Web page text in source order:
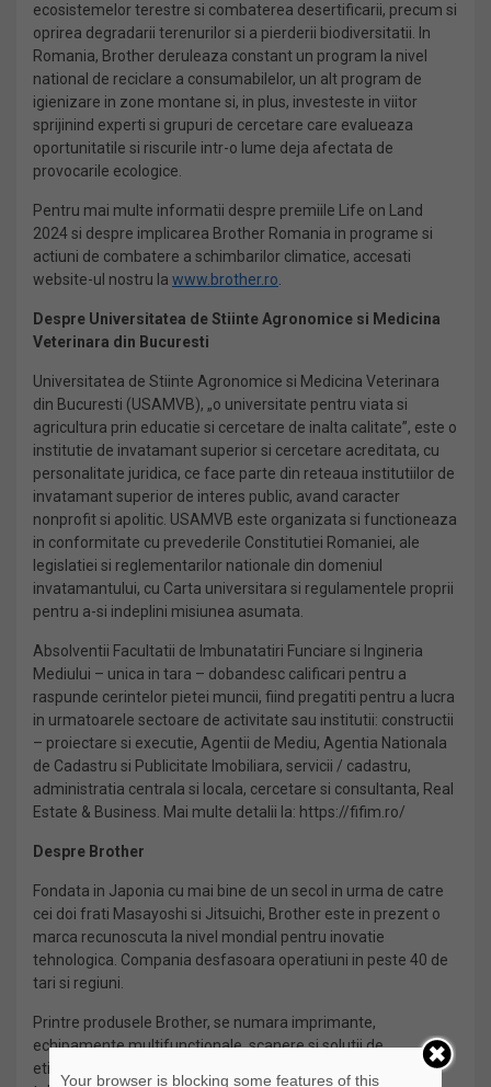
ecosistemelor terestre si combaterea desertificarii, precum si
oprirea degradarii terenurilor si a pierderii biodiversitatii. In
Romania, Brother deruleaza constant un program la nivel
national de reciclare a consumabilelor, un alt program de
igienizare in zone montane si, in plus, investeste in viitor
sprijinind experti si grupuri de cercetare care evalueaza
oportunitatile si riscurile intr-o lume deja afectata de
provocarile ecologice.
Pentru mai multe informatii despre premiile Life on Land
2024 si despre implicarea Brother Romania in programe si
actiuni de combatere a schimbarilor climatice, accesati
website-ul nostru la www.brother.ro
Despre Universitatea de Stiinte Agronomice si Medicina
Veterinara din Bucuresti
Universitatea de Stiinte Agronomice si Medicina Veterinara
din Bucuresti (USAMVB), „o universitate pentru viata si
agricultura prin educatie si cercetare de inalta calitate”, este o
institutie de invatamant superior si cercetare acreditata, cu
personalitate juridica, ce face parte din reteaua institutiilor de
invatamant superior de interes public, avand caracter
nonprofit si apolitic. USAMVB este organizata si functioneaza
in conformitate cu prevederile Constitutiei Romaniei, ale
legislatiei si reglementarilor nationale din domeniul
invatamantului, cu Carta universitara si regulamentele proprii
pentru a-si indeplini misiunea asumata.
Absolventii Facultatii de Imbunatatiri Funciare si Ingineria
Mediului – unica in tara – dobandesc calificari pentru a
raspunde cerintelor pietei muncii, fiind pregatiti pentru a lucra
in urmatoarele sectoare de activitate sau institutii: constructii
– proiectare si executie, Agentii de Mediu, Agentia Nationala
de Cadastru si Publicitate Imobiliara, servicii / cadastru,
administratia centrala si locala, cercetare si consultanta, Real
Estate & Business. Mai multe detalii la: https://fifim.ro/
Despre Brother
Fondata in Japonia cu mai bine de un secol in urma de catre
cei doi frati Masayoshi si Jitsuichi, Brother este in prezent o
marca recunoscuta la nivel mondial pentru inovatie
tehnologica. Compania desfasoara operatiuni in peste 40 de
tari si regiuni.
Printre produsele Brother, se numara imprimante,
echipamente multifunctionale, scanere si solutii de
etichetare. Oferta pentru o era bazata tot mai mult pe
Your browser is blocking some features of this